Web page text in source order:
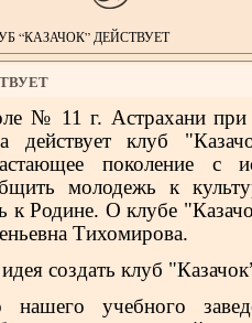
“КАЗАЧОК” ДЕЙСТВУЕТ
№ 11 г. Астрахани при
действует клуб
поколение с
молодежь к
Родине. О клубе
Тихомирова.
создать клуб
нашего учебного